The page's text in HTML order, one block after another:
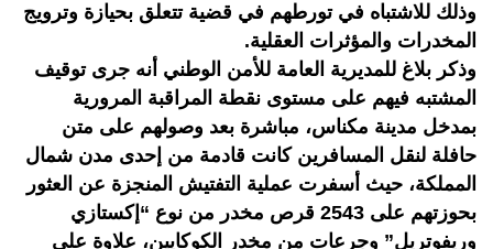
وذلك للاشتباه في تورطهم في قضية تتعلق بحيازة وترويج
المخدرات والمؤثرات العقلية.
وذكر بلاغ للمديرية العامة للأمن الوطني أنه جرى توقيف
المشتبه فيهم على مستوى نقطة المراقبة المرورية
بمدخل مدينة مكناس، مباشرة بعد وصولهم على متن
حافلة لنقل المسافرين كانت قادمة من إحدى مدن شمال
المملكة، حيث أسفرت عملية التفتيش المنجزة عن العثور
بحوزتهم على 2543 قرص مخدر من نوع “إكستازي
وريفوتريل” وجرعات من مخدر الكوكايين، علاوة على